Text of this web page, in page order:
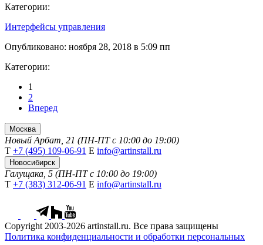
Категории:
Интерфейсы управления
Опубликовано: ноября 28, 2018 в 5:09 пп
Категории:
1
2
Вперед
Москва
Новый Арбат, 21 (ПН-ПТ с 10:00 до 19:00)
Т +7 (495) 109-06-91 Е info@artinstall.ru
Новосибирск
Галущака, 5 (ПН-ПТ с 10:00 до 19:00)
Т +7 (383) 312-06-91 Е info@artinstall.ru
Copyright 2003-2026 artinstall.ru. Все права защищены
Политика конфиденциальности и обработки персональных